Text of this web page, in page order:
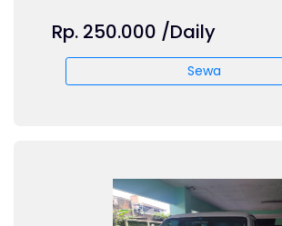
Rp. 250.000 /Daily
Sewa